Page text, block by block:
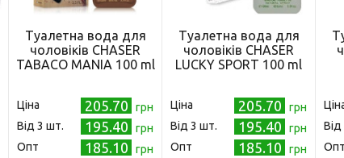
Туалетна вода для
чоловіків CHASER
TABACO MANIA 100 ml
Ціна 205.70
грн
Від 3 шт.
195.40
грн
Опт
185.10 грн
Туалетна вода для
чоловіків CHASER
LUCKY SPORT 100 ml
Ціна 205.70
грн
Від 3 шт.
195.40
грн
Опт
185.10 грн
Опт